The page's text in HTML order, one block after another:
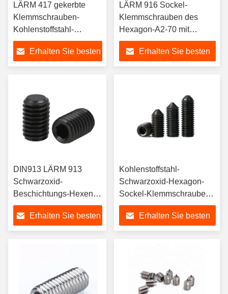
LÄRM 417 gekerbte
Klemmschrauben-
Kohlenstoffstahl-
Edelstahl-
Klemmschraube mit
Hundepunkt
Erhalten Sie besten
LÄRM 916 Sockel-
Klemmschrauben des
Hexagon-A2-70 mit
Schalen-Punkt
Erhalten Sie besten
DIN913 LÄRM 913
Schwarzoxid-
Beschichtungs-Hexen-
Sockel-Klemmschraube
mit flachem Punkt
Erhalten Sie besten
Kohlenstoffstahl-
Schwarzoxid-Hexagon-
Sockel-Klemmschrauben
mit Kegel-Punkt LÄRM
914
Erhalten Sie besten